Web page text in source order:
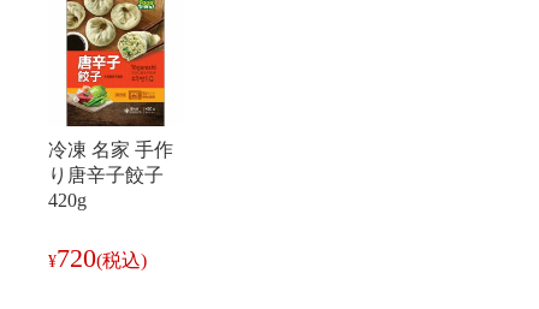
冷凍 名家 手作
り唐辛子餃子
420g
¥720(税込)